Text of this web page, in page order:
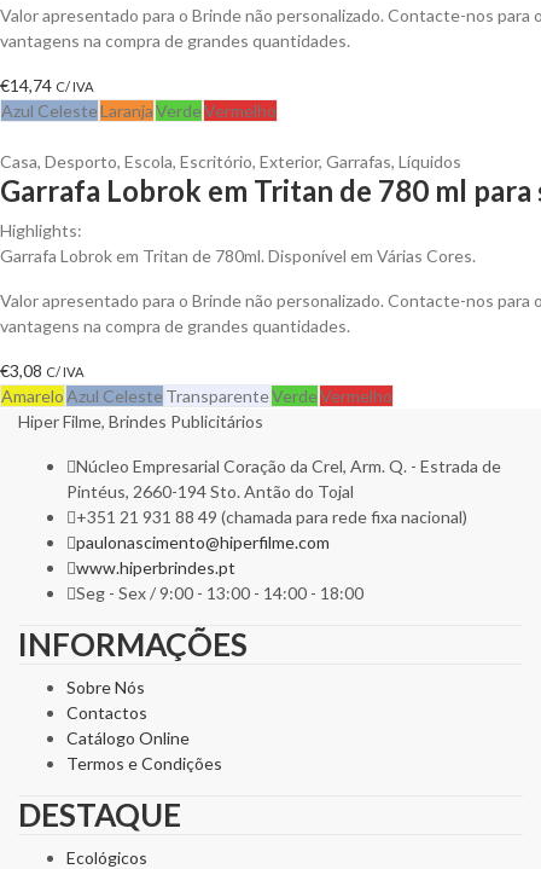
Valor apresentado para o Brinde não personalizado. Contacte-nos para
vantagens na compra de grandes quantidades.
€14,74 C/ IVA
Azul CelesteLaranjaVerdeVermelho
Casa, Desporto, Escola, Escritório, Exterior, Garrafas, Líquidos
Garrafa Lobrok em Tritan de 780 ml para
Highlights:
Garrafa Lobrok em Tritan de 780ml. Disponível em Várias Cores.
Valor apresentado para o Brinde não personalizado. Contacte-nos para
vantagens na compra de grandes quantidades.
€3,08 C/ IVA
AmareloAzul Celeste TransparenteVerdeVermelho
Hiper Filme, Brindes Publicitários
Núcleo Empresarial Coração da Crel, Arm. Q. - Estrada de
Pintéus, 2660-194 Sto. Antão do Tojal
+351 21 931 88 49 (chamada para rede fixa nacional)
paulonascimento@hiperfilme.com
www.hiperbrindes.pt
Seg - Sex / 9:00 - 13:00 - 14:00 - 18:00
INFORMAÇÕES
Sobre Nós
Contactos
Catálogo Online
Termos e Condições
DESTAQUE
Ecológicos